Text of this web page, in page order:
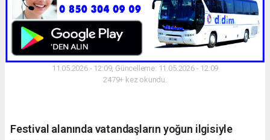
11.05.2026 - 12:09, Güncelleme: 11.05.2026 - 12:09
2479+ kez okundu.
Festival alanında vatandaşların yoğun ilgisiyle